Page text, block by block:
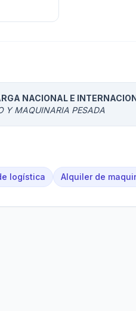
NACIONAL E
Y MAQUINARIA PESADA
logística Alquiler de